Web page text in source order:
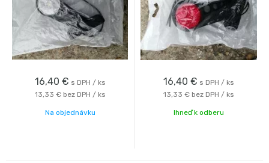
16,40 € s DPH / ks
13,33 € bez DPH / ks
Na objednávku
16,40 € s DPH / ks
13,33 € bez DPH / ks
Ihneď k odberu